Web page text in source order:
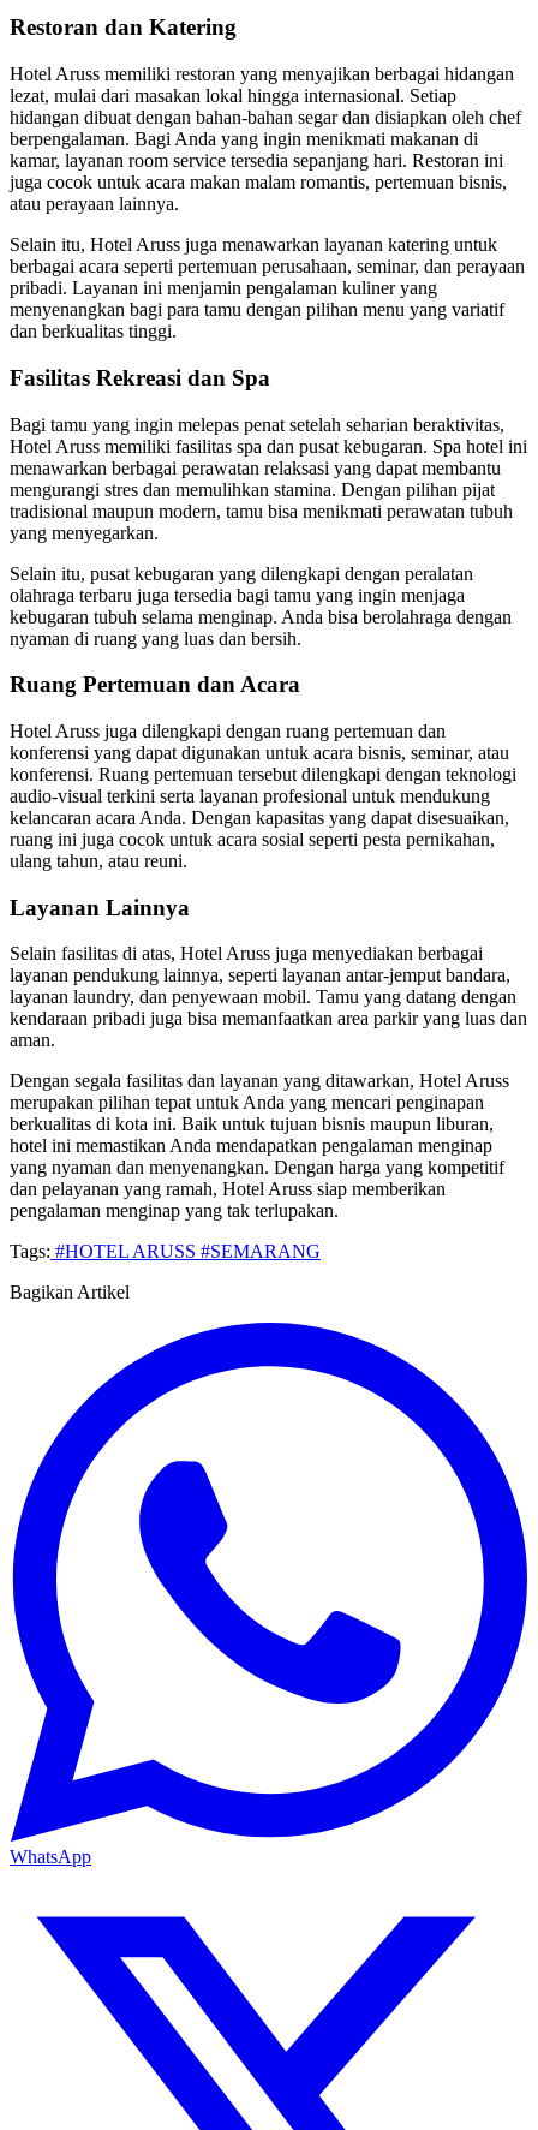
Restoran dan Katering
Hotel Aruss memiliki restoran yang menyajikan berbagai hidangan
lezat, mulai dari masakan lokal hingga internasional. Setiap
hidangan dibuat dengan bahan-bahan segar dan disiapkan oleh chef
berpengalaman. Bagi Anda yang ingin menikmati makanan di
kamar, layanan room service tersedia sepanjang hari. Restoran ini
juga cocok untuk acara makan malam romantis, pertemuan bisnis,
atau perayaan lainnya.
Selain itu, Hotel Aruss juga menawarkan layanan katering untuk
berbagai acara seperti pertemuan perusahaan, seminar, dan perayaan
pribadi. Layanan ini menjamin pengalaman kuliner yang
menyenangkan bagi para tamu dengan pilihan menu yang variatif
dan berkualitas tinggi.
Fasilitas Rekreasi dan Spa
Bagi tamu yang ingin melepas penat setelah seharian beraktivitas,
Hotel Aruss memiliki fasilitas spa dan pusat kebugaran. Spa hotel ini
menawarkan berbagai perawatan relaksasi yang dapat membantu
mengurangi stres dan memulihkan stamina. Dengan pilihan pijat
tradisional maupun modern, tamu bisa menikmati perawatan tubuh
yang menyegarkan.
Selain itu, pusat kebugaran yang dilengkapi dengan peralatan
olahraga terbaru juga tersedia bagi tamu yang ingin menjaga
kebugaran tubuh selama menginap. Anda bisa berolahraga dengan
nyaman di ruang yang luas dan bersih.
Ruang Pertemuan dan Acara
Hotel Aruss juga dilengkapi dengan ruang pertemuan dan
konferensi yang dapat digunakan untuk acara bisnis, seminar, atau
konferensi. Ruang pertemuan tersebut dilengkapi dengan teknologi
audio-visual terkini serta layanan profesional untuk mendukung
kelancaran acara Anda. Dengan kapasitas yang dapat disesuaikan,
ruang ini juga cocok untuk acara sosial seperti pesta pernikahan,
ulang tahun, atau reuni.
Layanan Lainnya
Selain fasilitas di atas, Hotel Aruss juga menyediakan berbagai
layanan pendukung lainnya, seperti layanan antar-jemput bandara,
layanan laundry, dan penyewaan mobil. Tamu yang datang dengan
kendaraan pribadi juga bisa memanfaatkan area parkir yang luas dan
aman.
Dengan segala fasilitas dan layanan yang ditawarkan, Hotel Aruss
merupakan pilihan tepat untuk Anda yang mencari penginapan
berkualitas di kota ini. Baik untuk tujuan bisnis maupun liburan,
hotel ini memastikan Anda mendapatkan pengalaman menginap
yang nyaman dan menyenangkan. Dengan harga yang kompetitif
dan pelayanan yang ramah, Hotel Aruss siap memberikan
pengalaman menginap yang tak terlupakan.
Tags: #HOTEL ARUSS #SEMARANG
Bagikan Artikel
WhatsApp